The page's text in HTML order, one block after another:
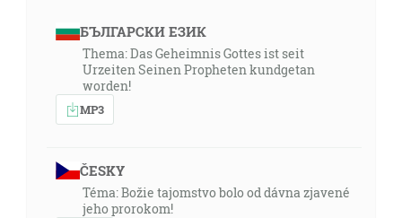
БЪЛГАРСКИ ЕЗИК
Thema: Das Geheimnis Gottes ist seit
Urzeiten Seinen Propheten kundgetan
worden!
MP3
ČESKY
Téma: Božie tajomstvo bolo od dávna zjavené
jeho prorokom!